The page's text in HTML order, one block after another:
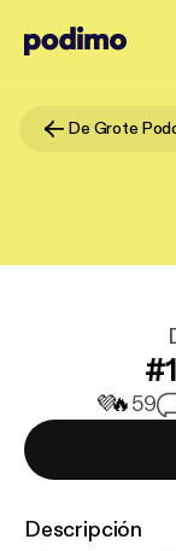
De Grote
💜🔥59
Descripción